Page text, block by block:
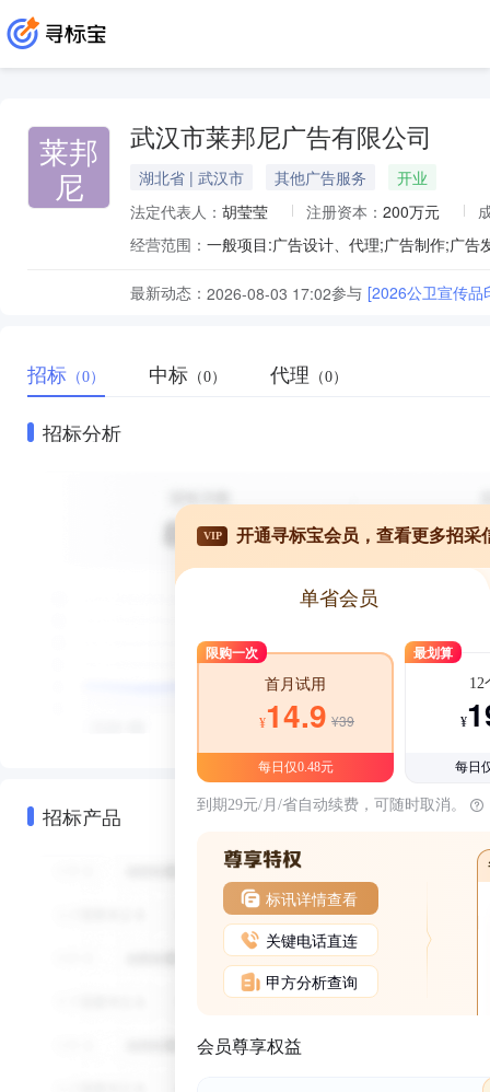
莱邦
尼
武汉市莱邦尼广告有限公司
湖北省 | 武汉市 其他广告服务
开业
法定代表人： 胡莹莹 注册资本： 200万元
经营范围：
最新动态： 2026-08-03 17:02参与 [2026公卫宣传品
招标 （0） 中标 （0） 代理 （0）
招标分析
招标产品
VIP 开通寻标宝会员，查看更多招采
单省会员
限购一次
首月试用
¥14.9 ¥39
每日仅0.48元
最划算
12
¥
每日
到期29元/月/省自动续费，可随时取消。
标讯详情查看
关键电话直连
甲方分析查询
会员尊享权益